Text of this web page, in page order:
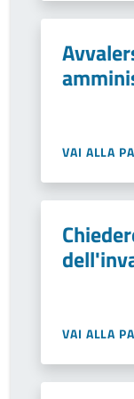
VAI ALLA
VAI ALLA